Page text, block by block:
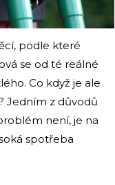
podle které
se od té reálné
Co když je ale
Jedním z důvodů
není, je na
spotřeba